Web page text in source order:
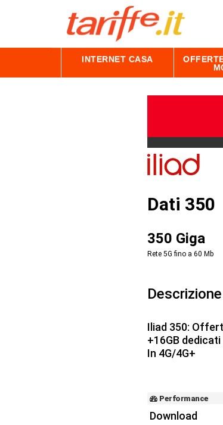
INTERNET CASA
Dati 350
350 Giga
Rete 5G fino a 60 Mb
Iliad 350:
+16GB
In 4G/4G+
Performance
Download